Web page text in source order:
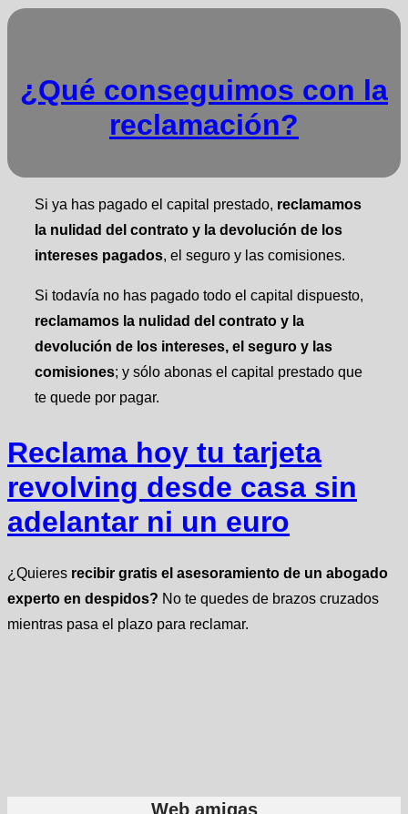
¿Qué conseguimos con la
reclamación?
Si ya has pagado el capital prestado, reclamamos
la nulidad del contrato y la devolución de los
intereses pagados, el seguro y las comisiones.
Si todavía no has pagado todo el capital dispuesto,
reclamamos la nulidad del contrato y la
devolución de los intereses, el seguro y las
comisiones; y sólo abonas el capital prestado que
te quede por pagar.
Reclama hoy tu tarjeta
revolving desde casa sin
adelantar ni un euro
¿Quieres recibir gratis el asesoramiento de un abogado
experto en despidos? No te quedes de brazos cruzados
mientras pasa el plazo para reclamar.
Web amigas